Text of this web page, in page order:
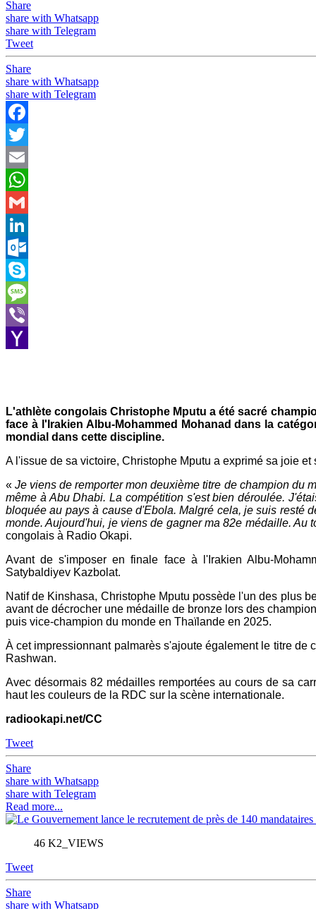
Share
share with Whatsapp
share with Telegram
Tweet
Share
share with Whatsapp
share with Telegram
Facebook
Twitter
Email
WhatsApp
Gmail
LinkedIn
Outlook.com
Skype
Message
Viber
L'athlète congolais Christophe Mputu a été sacré
face à l'Irakien Albu-Mohammed Mohanad dans la
mondial dans cette discipline.
A l'issue de sa victoire, Christophe Mputu a exprimé sa joie
«Je viens de remporter mon deuxième titre de champion du
même à Abu Dhabi. La compétition s'est bien déroulée.
bloquée au pays à cause d'Ebola. Malgré cela, je suis resté
monde. Aujourd'hui, je viens de gagner ma 82e médaille.
congolais à Radio Okapi.
Avant de s'imposer en finale face à l'Irakien Albu-
Satybaldiyev Kazbolat.
Natif de Kinshasa, Christophe Mputu possède l'un des plus
avant de décrocher une médaille de bronze lors des
puis vice-champion du monde en Thaïlande en 2025.
À cet impressionnant palmarès s'ajoute également le titre
Rashwan.
Avec désormais 82 médailles remportées au cours de sa
haut les couleurs de la RDC sur la scène internationale.
radiookapi.net/CC
Tweet
Share
share with Whatsapp
share with Telegram
Read more...
46 K2_VIEWS
Tweet
Share
share with Whatsapp